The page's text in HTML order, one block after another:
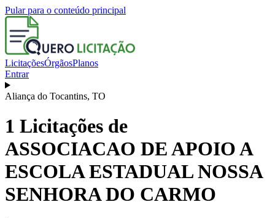
Pular para o conteúdo principal
LicitaçõesÓrgãosPlanos
Entrar
Aliança do Tocantins, TO
1 Licitações de
ASSOCIACAO DE APOIO A
ESCOLA ESTADUAL NOSSA
SENHORA DO CARMO